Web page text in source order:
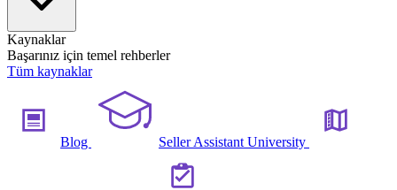
Kaynaklar
Başarınız için temel rehberler
Tüm kaynaklar
Blog Seller Assistant University